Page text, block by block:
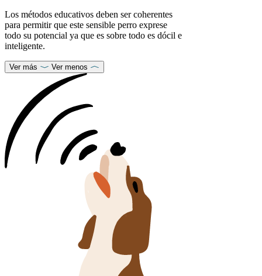
Los métodos educativos deben ser coherentes
para permitir que este sensible perro exprese
todo su potencial ya que es sobre todo es dócil e
inteligente.
Ver más Ver menos